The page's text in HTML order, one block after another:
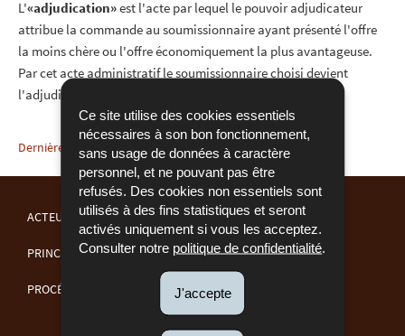
Ce site utilise des cookies essentiels
nécessaires à son bon fonctionnement,
sans usage de données à caractère
personnel, et ne pouvant pas être
refusés. Des cookies non essentiels sont
utilisés à des fins statistiques et seront
activés uniquement si vous les acceptez.
Consulter notre politique de confidentialité.
J'accepte
L'«adjudication»est l'acte par lequel le pouvoir adjudicateur
attribue la commande au soumissionnaire ayant présenté l'offre
la moins chère ou l'offre économiquement la plus avantageuse.
Par cet acte administratif le soumissionnaire choisi devient
l'adjudicataire.
Dernière mise à jour02/08/2016
MENU
DE
ACTEURS
PRINCIPES GÉNÉRAUX
PROCÉDURES